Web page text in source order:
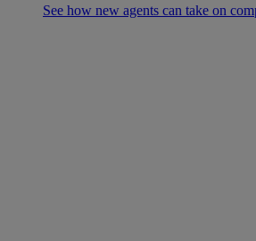
See how new agents can take on